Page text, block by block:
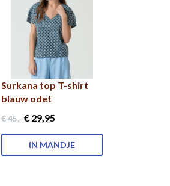
Surkana top T-shirt
blauw odet
€ 45,-€ 29,95
IN MANDJE